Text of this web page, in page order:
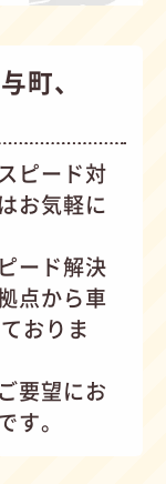
町、
ピード対
お気軽に
ード解決
点から車
おりま
要望にお
す。